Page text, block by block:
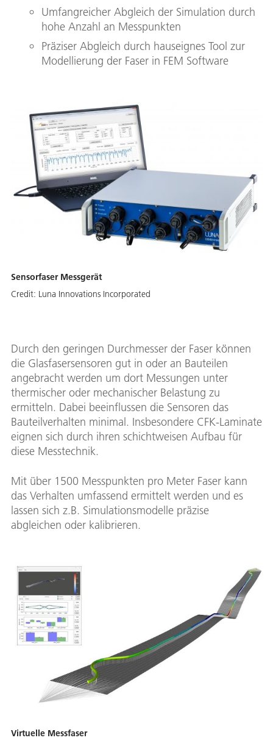
Umfangreicher Abgleich der Simulation durch
hohe Anzahl an Messpunkten
Präziser Abgleich durch hauseignes Tool zur
Modellierung der Faser in FEM Software
Sensorfaser Messgerät
Credit: Luna Innovations Incorporated
Durch den geringen Durchmesser der Faser können
die Glasfasersensoren gut in oder an Bauteilen
angebracht werden um dort Messungen unter
thermischer oder mechanischer Belastung zu
ermitteln. Dabei beeinflussen die Sensoren das
Bauteilverhalten minimal. Insbesondere CFK-Laminate
eignen sich durch ihren schichtweisen Aufbau für
diese Messtechnik.
Mit über 1500 Messpunkten pro Meter Faser kann
das Verhalten umfassend ermittelt werden und es
lassen sich z.B. Simulationsmodelle präzise
abgleichen oder kalibrieren.
Virtuelle Messfaser